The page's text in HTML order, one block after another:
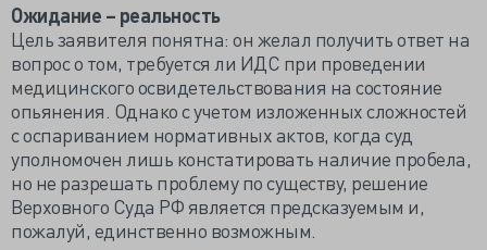
Ожидание – реальность
Цель заявителя понятна: он желал получить ответ на
вопрос о том, требуется ли ИДС при проведении
медицинского освидетельствования на состояние
опьянения. Однако с учетом изложенных сложностей
с оспариванием нормативных актов, когда суд
уполномочен лишь констатировать наличие пробела,
но не разрешать проблему по существу, решение
Верховного Суда РФ является предсказуемым и,
пожалуй, единственно возможным.